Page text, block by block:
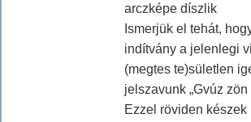
arczképe díszlik
Ismerjük el tehát,
indítvány a jelenlegi
(megtes te)sületlen
jelszavunk „Gvúz
Ezzel röviden készek